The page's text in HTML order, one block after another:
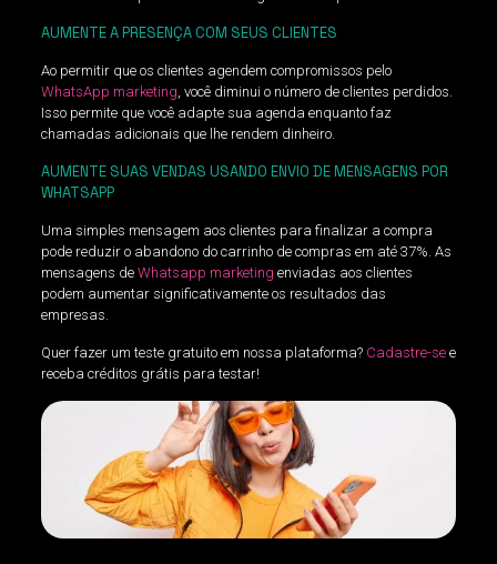
AUMENTE A PRESENÇA COM SEUS CLIENTES
Ao permitir que os clientes agendem compromissos pelo
WhatsApp marketing , você diminui o número de clientes perdidos.
Isso permite que você adapte sua agenda enquanto faz
chamadas adicionais que lhe rendem dinheiro.
AUMENTE SUAS VENDAS USANDO ENVIO DE MENSAGENS POR
WHATSAPP
Uma simples mensagem aos clientes para finalizar a compra
pode reduzir o abandono do carrinho de compras em até 37%. As
mensagens deWhatsapp marketing enviadas aos clientes
podem aumentar significativamente os resultados das
empresas.
Quer fazer um teste gratuito em nossa plataforma? Cadastre-see
receba créditos grátis para testar!